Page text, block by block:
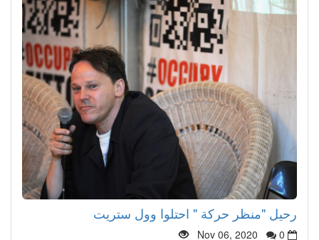
رحيل "منظر حركة " احتلوا وول ستريت
Nov 06, 2020 0